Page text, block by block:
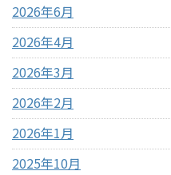
2026年6月
2026年4月
2026年3月
2026年2月
2026年1月
2025年10月